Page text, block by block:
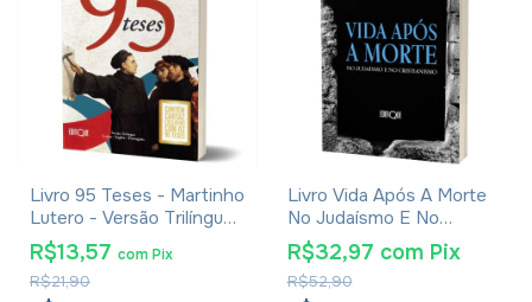
Livro 95 Teses - Martinho
Lutero - Versão Trilíngue
Latim, Inglês e Português
R$21,90
R$13,57 comPix
Livro Vida Após A Morte
No Judaísmo E No
Cristianismo
R$52,90
R$32,97 com Pix